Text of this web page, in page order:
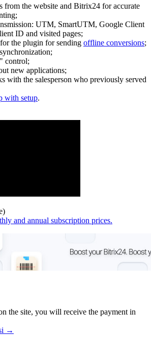
from the website and Bitrix24 for accurate
UTM, SmartUTM, Google Client
ID and visited pages;
the plugin for sending offline conversions;
control;
new applications;
with the salesperson who previously served
with setup.
and annual subscription prices.
the site, you will receive the payment in
→